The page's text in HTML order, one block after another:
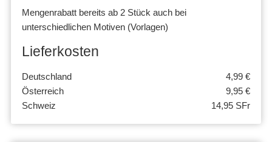
Mengenrabatt bereits ab 2 Stück auch bei
unterschiedlichen Motiven (Vorlagen)
Lieferkosten
Deutschland
4,99 €
Österreich
9,95 €
Schweiz
14,95 SFr